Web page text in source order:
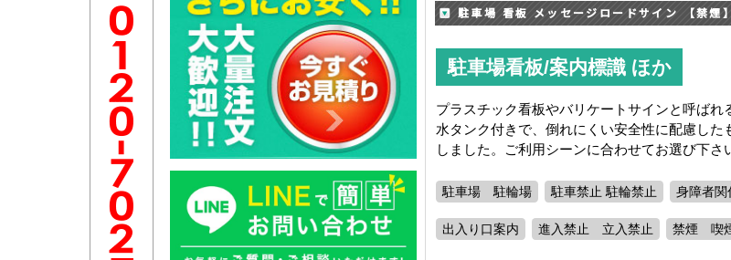
駐車場 看板 メッセージロードサイン 【禁煙
駐車場看板/案内標識 ほか
プラスチック看板やバリケートサインと呼ばれ
水タンク付きで、倒れにくい安全性に配慮した
しました。ご利用シーンに合わせてお選び下さ
駐車場 駐輪場 駐車禁止 駐輪禁止 身障者関
出入り口案内 進入禁止 立入禁止 禁煙 喫